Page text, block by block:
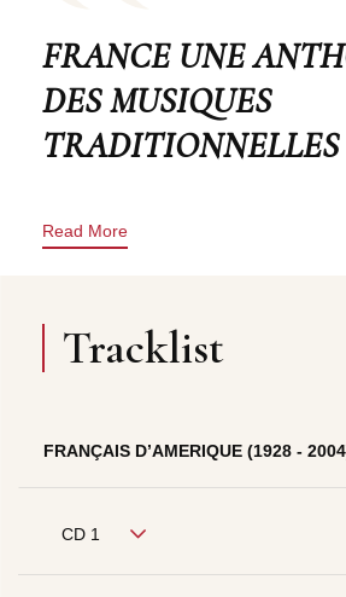
FRANCE UNE
DES MUSIQUES
TRADITIONNELLES
Read More
Tracklist
FRANÇAIS D’AMERIQUE (1928 -
CD 1